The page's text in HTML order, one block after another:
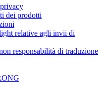
dei prodotti
relative agli invii di
responsabilità di traduzione